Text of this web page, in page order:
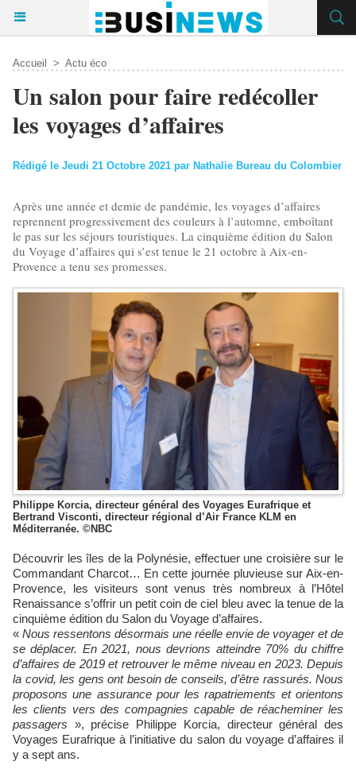
Accueil > Actu éco
​Un salon pour faire redécoller
les voyages d’affaires
Rédigé le Jeudi 21 Octobre 2021 par Nathalie Bureau du Colombier
Après une année et demie de pandémie, les voyages d’affaires
reprennent progressivement des couleurs à l’automne, emboîtant
le pas sur les séjours touristiques. La cinquième édition du Salon
du Voyage d’affaires qui s’est tenue le 21 octobre à Aix-en-
Provence a tenu ses promesses.
Philippe Korcia, directeur général des Voyages Eurafrique et
Bertrand Visconti, directeur régional d’Air France KLM en
Méditerranée. ©NBC
Découvrir les îles de la Polynésie, effectuer une croisière sur le
Commandant Charcot… En cette journée pluvieuse sur Aix-en-
Provence, les visiteurs sont venus très nombreux à l’Hôtel
Renaissance s’offrir un petit coin de ciel bleu avec la tenue de la
cinquième édition du Salon du Voyage d’affaires.
« Nous ressentons désormais une réelle envie de voyager et de
se déplacer. En 2021, nous devrions atteindre 70% du chiffre
d’affaires de 2019 et retrouver le même niveau en 2023. Depuis
la covid, les gens ont besoin de conseils, d’être rassurés. Nous
proposons une assurance pour les rapatriements et orientons
les clients vers des compagnies capable de réacheminer les
passagers », précise Philippe Korcia, directeur général des
Voyages Eurafrique à l’initiative du salon du voyage d’affaires il
y a sept ans.